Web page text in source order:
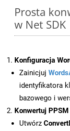
Prosta
w Net SDK
Konfiguracja
Zainicjuj
identyfikatora
bazowego i
Konwertuj
Utwórz